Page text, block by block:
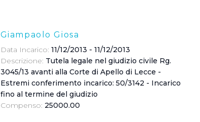
Giampaolo Giosa
Data Incarico: 11/12/2013 - 11/12/2013
Descrizione: Tutela legale nel giudizio civile Rg.
3045/13 avanti alla Corte di Apello di Lecce -
Estremi conferimento incarico: 50/3142 - Incarico
fino al termine del giudizio
Compenso: 25000.00